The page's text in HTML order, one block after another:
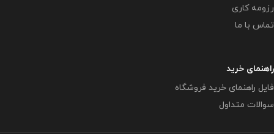
رزومه کاری
تماس با ما
راهنمای خرید
فایل راهنمای خرید فروشگاه
سوالات متداول